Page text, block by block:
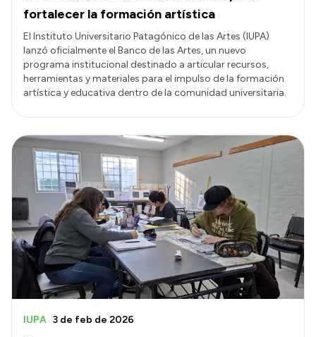
fortalecer la formación artística
El Instituto Universitario Patagónico de las Artes (IUPA)
lanzó oficialmente el Banco de las Artes, un nuevo
programa institucional destinado a articular recursos,
herramientas y materiales para el impulso de la formación
artística y educativa dentro de la comunidad universitaria.
IUPA 3 de feb de 2026